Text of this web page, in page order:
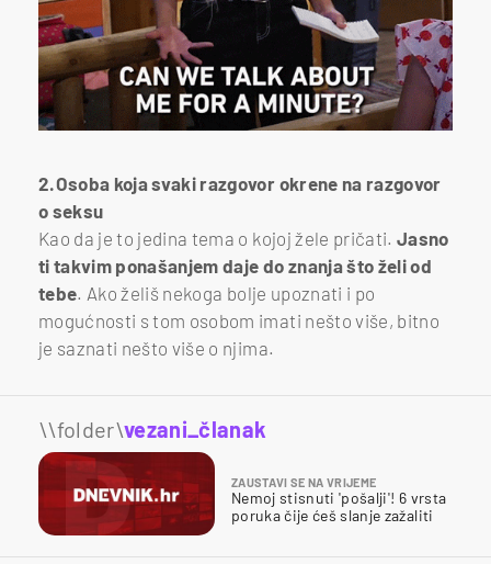
2.Osoba koja svaki razgovor okrene na razgovor
o seksu
Kao da je to jedina tema o kojoj žele pričati. Jasno
ti takvim ponašanjem daje do znanja što želi od
tebe. Ako želiš nekoga bolje upoznati i po
mogućnosti s tom osobom imati nešto više, bitno
je saznati nešto više o njima.
\\folder\vezani_članak
ZAUSTAVI SE NA VRIJEME
Nemoj stisnuti 'pošalji'! 6 vrsta
poruka čije ćeš slanje zažaliti